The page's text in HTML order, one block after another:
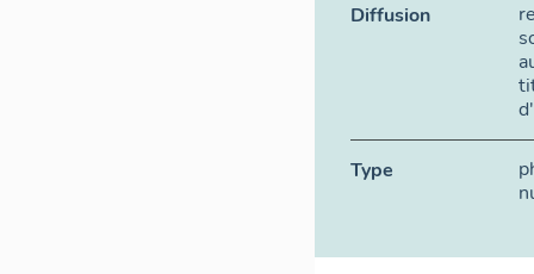
Diffusion
Type